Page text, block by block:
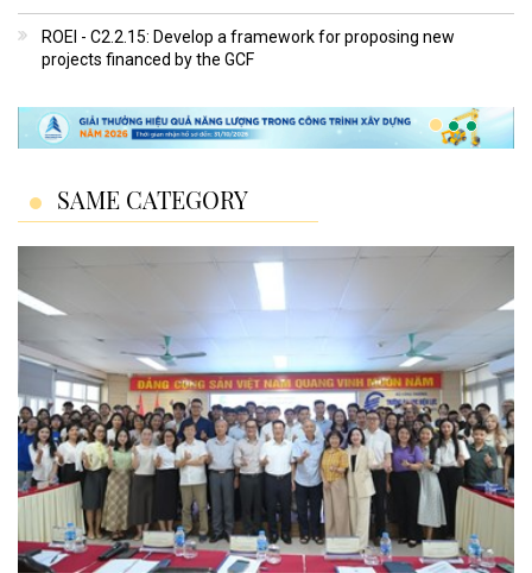
ROEI - C2.2.15: Develop a framework for proposing new
projects financed by the GCF
SAME CATEGORY